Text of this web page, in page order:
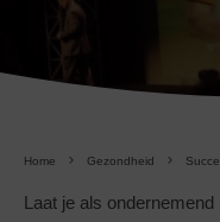
Home Gezondheid
Laat je als